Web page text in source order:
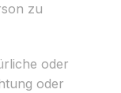
zu
oder
oder